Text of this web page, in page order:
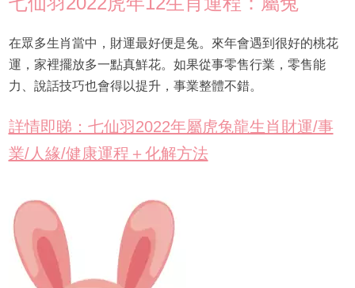
在眾多生肖當中，財運最好便是兔。來年會遇到很好的桃花
運，家裡擺放多一點真鮮花。如果從事零售行業，零售能
力、說話技巧也會得以提升，事業整體不錯。
詳情即睇：七仙羽2022年屬虎兔龍生肖財運/事
業/人緣/健康運程＋化解方法